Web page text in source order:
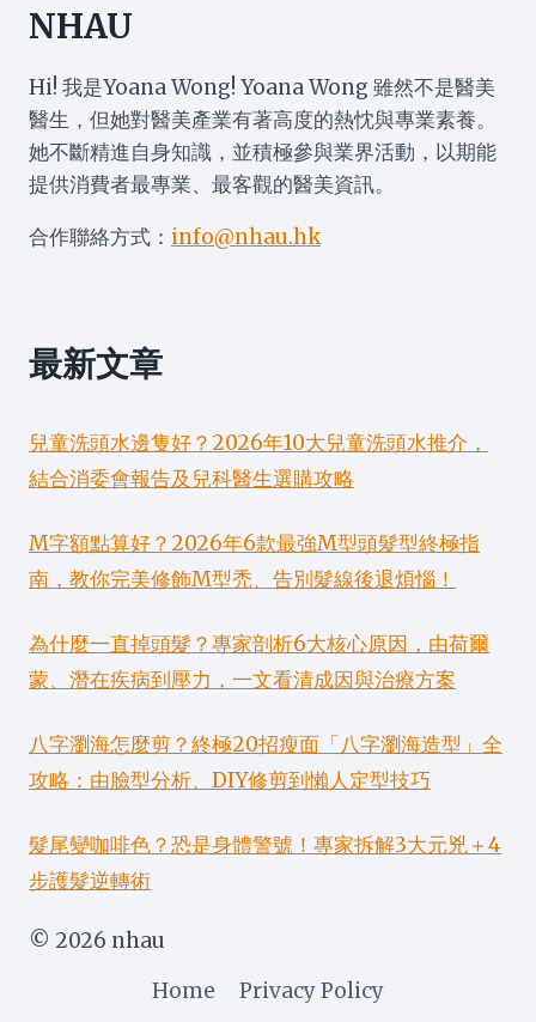
NHAU
Hi! 我是Yoana Wong! Yoana Wong 雖然不是醫美
醫生，但她對醫美產業有著高度的熱忱與專業素養。
她不斷精進自身知識，並積極參與業界活動，以期能
提供消費者最專業、最客觀的醫美資訊。
合作聯絡方式： info@nhau.hk
最新文章
兒童洗頭水邊隻好？2026年10大兒童洗頭水推介，
結合消委會報告及兒科醫生選購攻略
M字額點算好？2026年6款最強M型頭髮型終極指
南，教你完美修飾M型禿、告別髮線後退煩惱！
為什麼一直掉頭髮？專家剖析6大核心原因，由荷爾
蒙、潛在疾病到壓力，一文看清成因與治療方案
八字瀏海怎麼剪？終極20招瘦面「八字瀏海造型」全
攻略：由臉型分析、DIY修剪到懶人定型技巧
髮尾變咖啡色？恐是身體警號！專家拆解3大元兇＋4
步護髮逆轉術
© 2026 nhau
Home
Privacy Policy